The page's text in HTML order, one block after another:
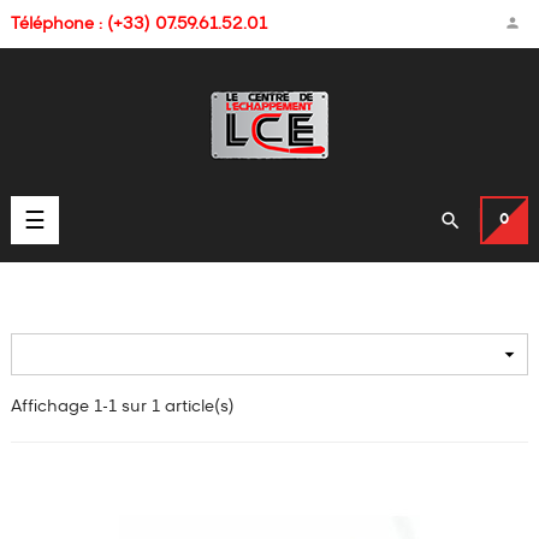
Téléphone : (+33) 07.59.61.52.01 
Basculer
navigation
☰ 0


Affichage 1-1 sur 1 article(s)